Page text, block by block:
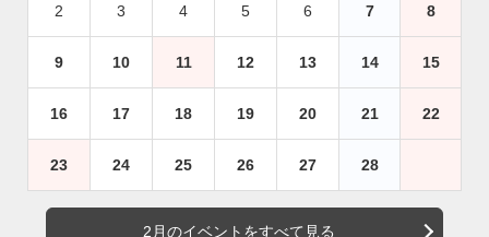
2 3 4 5 6 7 8
9 10 11 12 13 14 15
16 17 18 19 20 21 22
23 24 25 26 27 28
2月のイベントをすべて見る